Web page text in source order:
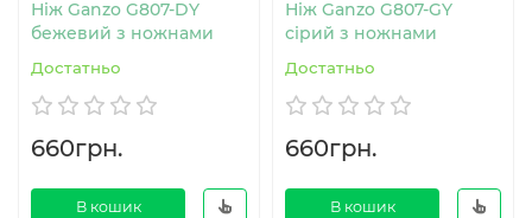
Ніж Ganzo G807-DY
бежевий з ножнами
Достатньо
660грн.
В кошик
Ніж Ganzo G807-GY
сірий з ножнами
Достатньо
660грн.
В кошик